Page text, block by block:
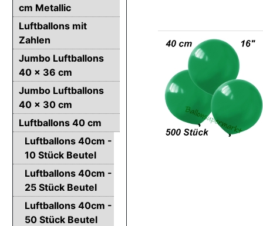
cm Metallic
Luftballons mit
Zahlen
Jumbo Luftballons
40 x 36 cm
Jumbo Luftballons
40 x 30 cm
Luftballons 40 cm
Luftballons 40cm -
10 Stück Beutel
Luftballons 40cm -
25 Stück Beutel
Luftballons 40cm -
50 Stück Beutel